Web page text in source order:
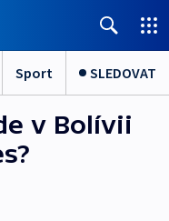
Sport SLEDOVAT
v Bolívii